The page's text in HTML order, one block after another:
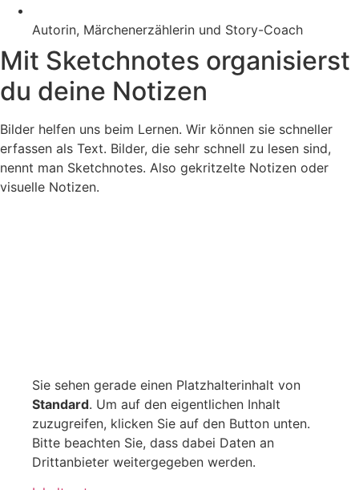
Autorin, Märchenerzählerin und Story-Coach
Mit Sketchnotes organisierst
du deine Notizen
Bilder helfen uns beim Lernen. Wir können sie schneller
erfassen als Text. Bilder, die sehr schnell zu lesen sind,
nennt man Sketchnotes. Also gekritzelte Notizen oder
visuelle Notizen.
Sie sehen gerade einen Platzhalterinhalt von
Standard. Um auf den eigentlichen Inhalt
zuzugreifen, klicken Sie auf den Button unten.
Bitte beachten Sie, dass dabei Daten an
Drittanbieter weitergegeben werden.